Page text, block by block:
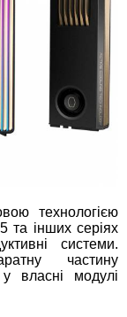
технологією
та інших серіях
системи.
частину
власні модулі